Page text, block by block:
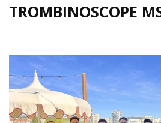
TROMBINOSCOPE